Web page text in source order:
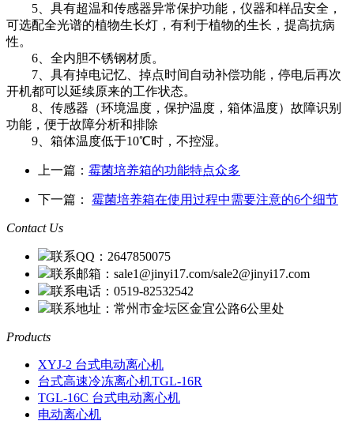
5、具有超温和传感器异常保护功能，仪器和样品安全，
可选配全光谱的植物生长灯，有利于植物的生长，提高抗病
性。
6、全内胆不锈钢材质。
7、具有掉电记忆、掉点时间自动补偿功能，停电后再次
开机都可以延续原来的工作状态。
8、传感器（环境温度，保护温度，箱体温度）故障识别
功能，便于故障分析和排除
9、箱体温度低于10℃时，不控湿。
上一篇： 霉菌培养箱的功能特点众多
下一篇： 霉菌培养箱在使用过程中需要注意的6个细节
Contact Us
联系QQ：2647850075
联系邮箱：sale1@jinyi17.com/sale2@jinyi17.com
联系电话：0519-82532542
联系地址：常州市金坛区金宜公路6公里处
Products
XYJ-2 台式电动离心机
台式高速冷冻离心机TGL-16R
TGL-16C 台式电动离心机
电动离心机